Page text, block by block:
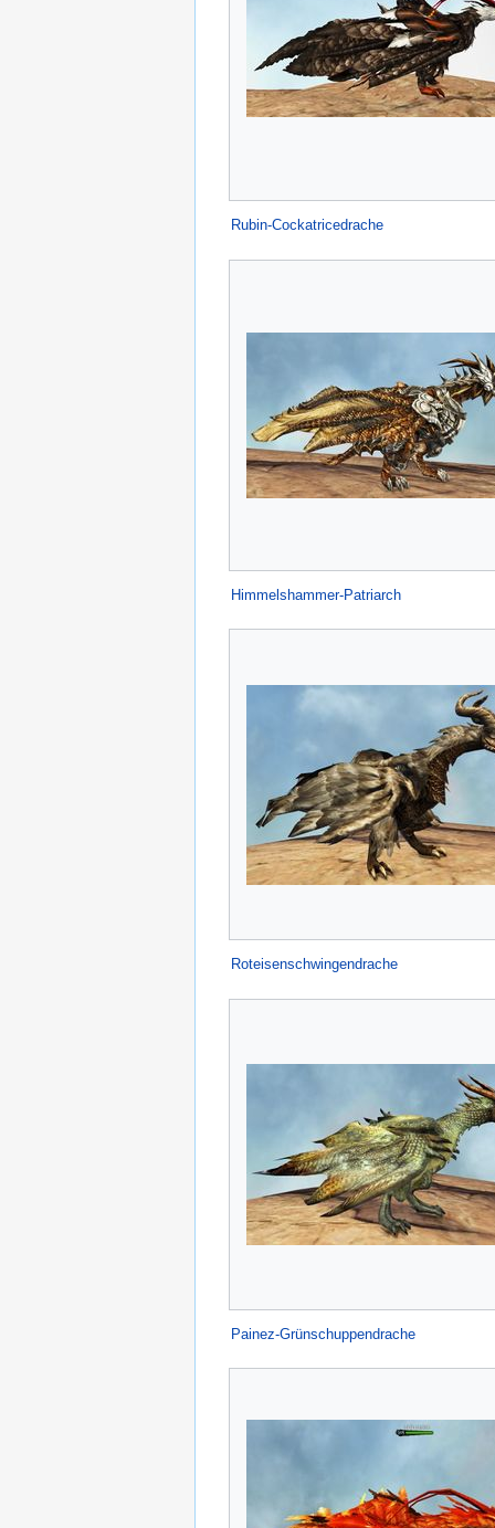
Rubin-Cockatricedrache
Himmelshammer-Patriarch
Roteisenschwingendrache
Painez-Grünschuppendrache